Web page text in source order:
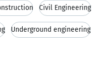
Civil Engineering
Underground engineering